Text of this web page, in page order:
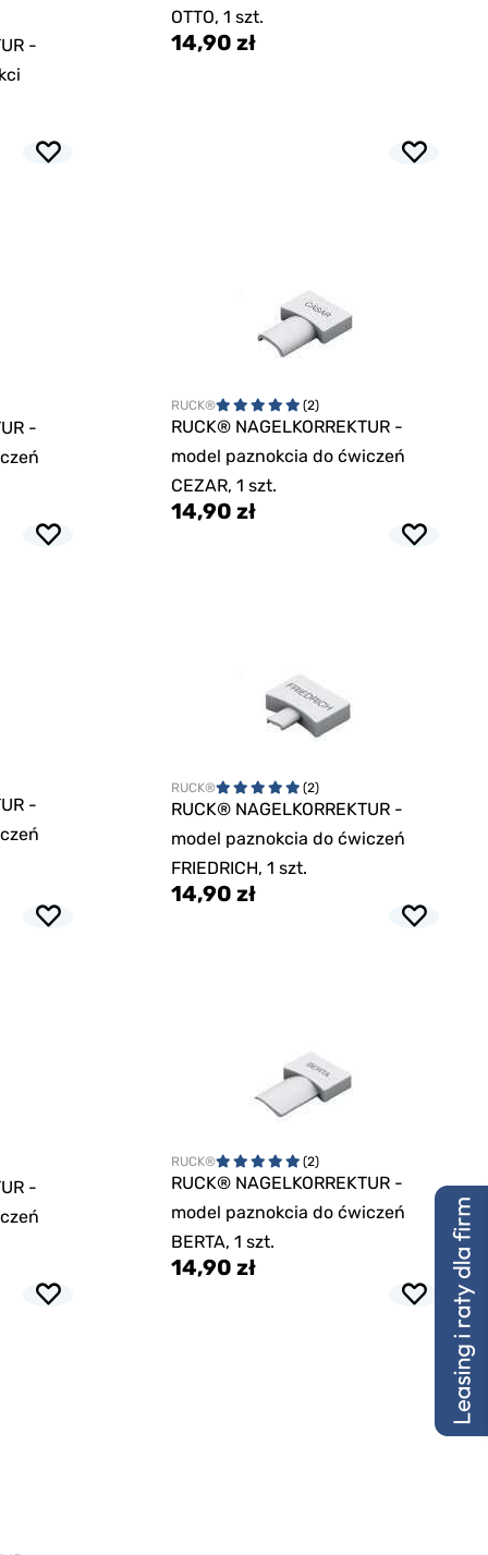
-
OTTO, 1 szt.
14,90 zł
-
RUCK® (2)
RUCK® NAGELKORREKTUR -
model paznokcia do ćwiczeń
CEZAR, 1 szt.
14,90 zł
-
RUCK® (2)
RUCK® NAGELKORREKTUR -
model paznokcia do ćwiczeń
FRIEDRICH, 1 szt.
14,90 zł
-
RUCK® (2)
RUCK® NAGELKORREKTUR -
model paznokcia do ćwiczeń
BERTA, 1 szt.
14,90 zł